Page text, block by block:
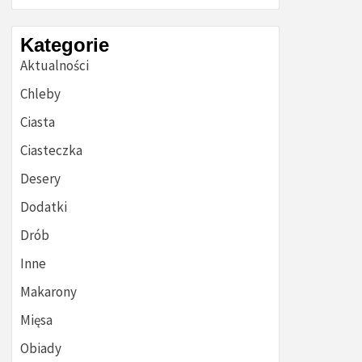
Kategorie
Aktualności
Chleby
Ciasta
Ciasteczka
Desery
Dodatki
Drób
Inne
Makarony
Mięsa
Obiady